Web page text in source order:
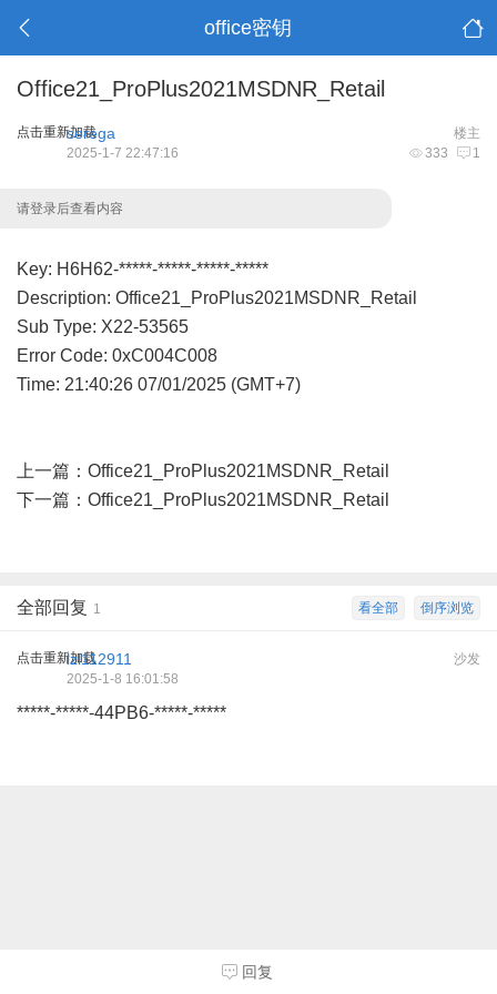
office密钥
Office21_ProPlus2021MSDNR_Retail
点击重新加载 楼主
serega
333 1
2025-1-7 22:47:16
请登录后查看内容
Key: H6H62-*****-*****-*****-*****
Description: Office21_ProPlus2021MSDNR_Retail
Sub Type: X22-53565
Error Code: 0xC004C008
Time: 21:40:26 07/01/2025 (GMT+7)
上一篇： Office21_ProPlus2021MSDNR_Retail
下一篇： Office21_ProPlus2021MSDNR_Retail
倒序浏览
看全部
全部回复 1
点击重新加载 沙发
lzl112911
2025-1-8 16:01:58
*****-*****-44PB6-*****-*****
回复